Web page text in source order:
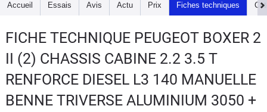
Essais
Guide
d'achat
Accueil Essais Avis Actu Prix Fiches techniques
FICHE TECHNIQUE PEUGEOT BOXER 2
II (2) CHASSIS CABINE 2.2 3.5 T
RENFORCE DIESEL L3 140 MANUELLE
BENNE TRIVERSE ALUMINIUM 3050 +